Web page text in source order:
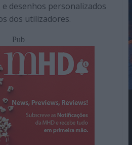
desenhos personalizados
dos utilizadores.
Pub